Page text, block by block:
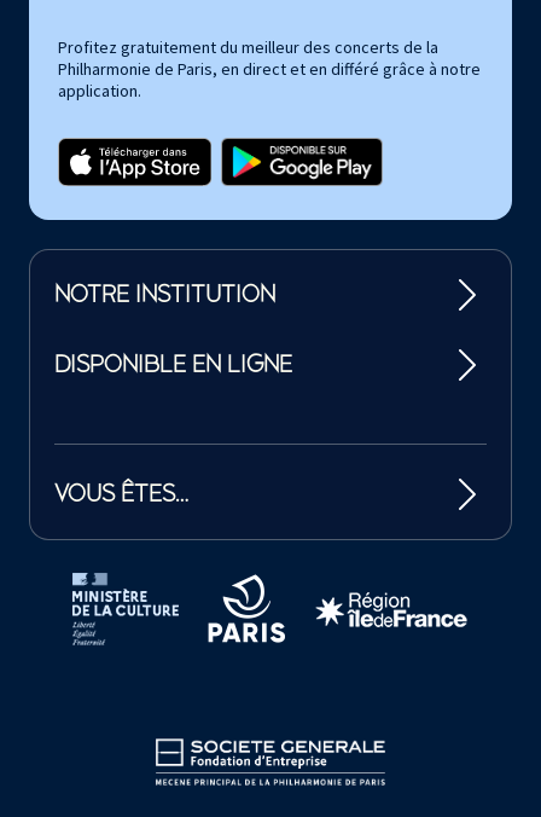
Profitez gratuitement du meilleur des concerts de la
Philharmonie de Paris, en direct et en différé grâce à notre
application.
NOTRE INSTITUTION
DISPONIBLE EN LIGNE
VOUS ÊTES…
Tutelles et mécènes de la Philharmonie de Paris